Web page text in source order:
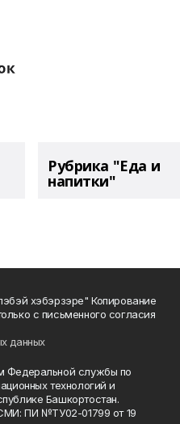
Рубрика "Еда и
напитки"
хэбэрзэре" Копирование
с письменного согласия
данных
Федеральной службы по
технологий и
Башкортостан.
ПИ №ТУ02-01799 от 19